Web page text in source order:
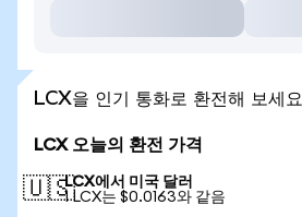
LCX을 인기 통화로 환전해 보세요
LCX 오늘의 환전 가격
🇺🇸LCX에서 미국 달러
1 LCX는 $0.0163와 같음